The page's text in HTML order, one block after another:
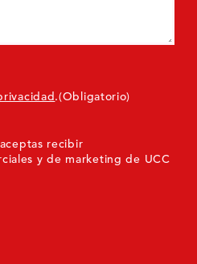
.(Obligatorio)
recibir
y de marketing de UCC